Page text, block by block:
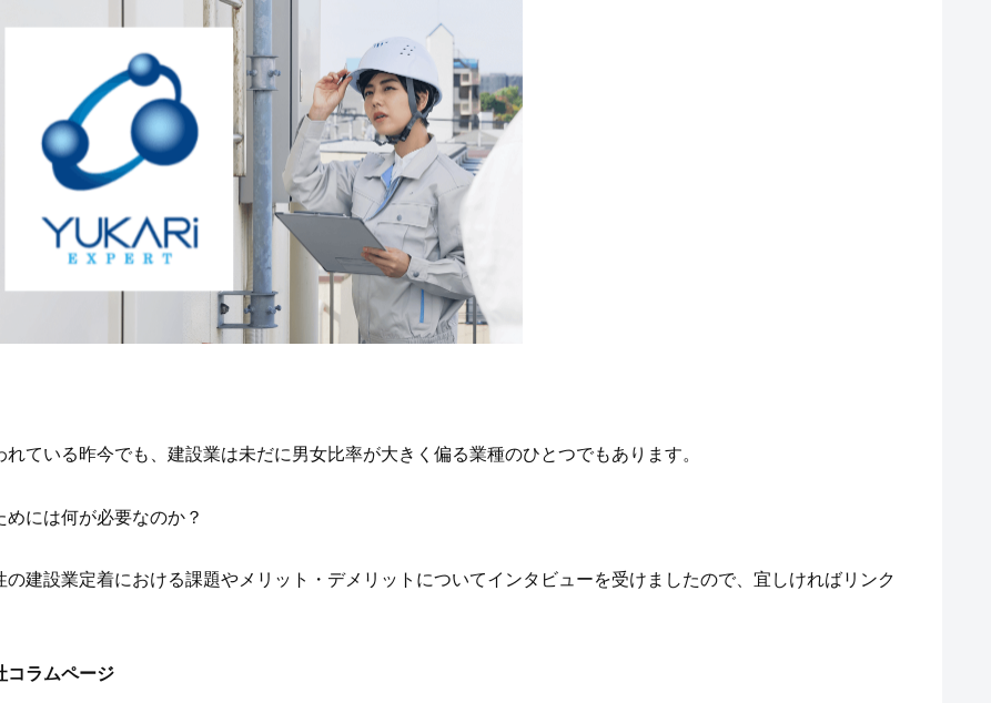
ている昨今でも、建設業は未だに男女比率が大きく偏る業種のひとつでもあります。
には何が必要なのか？
建設業定着における課題やメリット・デメリットについてインタビューを受けましたので、宜しければリンク
コラムページ